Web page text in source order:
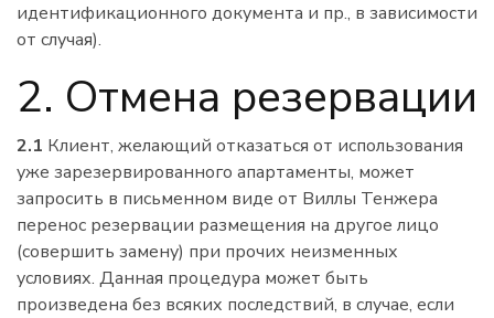
идентификационного документа и пр., в зависимости
от случая).
2. Отмена резервации
2.1 Клиент, желающий отказаться от использования
уже зарезервированного апартаменты, может
запросить в письменном виде от Виллы Тенжера
перенос резервации размещения на другое лицо
(совершить замену) при прочих неизменных
условиях. Данная процедура может быть
произведена без всяких последствий, в случае, если